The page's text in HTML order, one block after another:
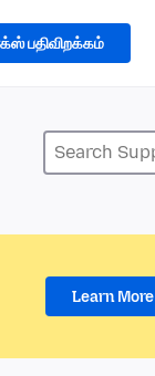
பதிவிறக்கம்
Learn More